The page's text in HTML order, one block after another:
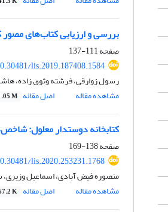
بررسی و ارزیابی کتاب‌های
صفحه111-137
lis.2019.187408.1584
رسول زوارقی، فرشته وثوق زاده،
مشاهده مقاله
اصل مقاله M
کتابخانه دوستدار معلول:
صفحه138-169
lis.2020.253231.1768
منصوره فیض آبادی، اسماعیل وزیری،
مشاهده مقاله
اصل مقاله K